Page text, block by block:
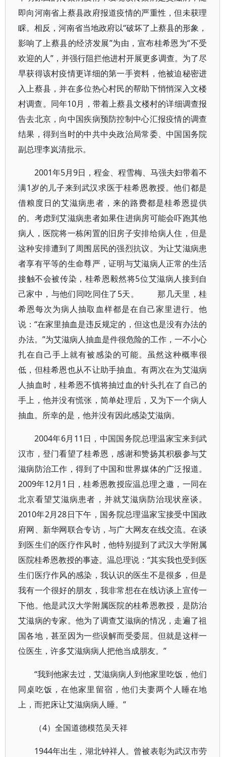
即向河南省上蔡县政府报道疫情的严重性，但未获理
睬。相反，河南省当地政府以“破坏了上蔡县的形象，
影响了上蔡县的经济发展”为由，宣布桂希恩为“不受
欢迎的人”，并强行阻拦他进村开展更多调查。为了尽
早获得该村疫情更详细的第一手资料，他被迫秘密进
入上蔡县，并在多位热心村民的帮助下悄悄深入文楼
村调查。同年10月，带着上蔡县文楼村的详细调查报
告去北京，向中国疾病预防控制中心汇报疫情的调查
结果，得到当时的中共中央政治局常委、中国国务院
副总理李岚清批示。
2001年5月9日，程金、程雪梅、马强夫妇带着不
满1岁的儿子来到武汉求医于桂希恩教授。他们都是
借粮度日的艾滋病患者，来的路费都是桂希恩提供
的。考虑到艾滋病患者如果住进病房可能会吓跑其他
病人，医院将一栋闲置的旧房子安排给病人住，但是
这种安排遭到了周围居民的强烈抗议。为让艾滋病患
者享有平等的生命尊严，证明与艾滋病人正常的生活
接触不会被传染，桂希恩毅然将5位艾滋病人接到自
己家中，与他们同吃同住了5天。 那几天里，桂
希恩每次为病人抽取血样都是在自己家里进行。他
说：“在家里抽血是违反规定的，但这也是没有办法的
办法。”为艾滋病人抽血是件很危险的工作，一不小心
扎在自己手上就有被感染的可能。虽然这种概率很
低，但桂希恩也从不让助手抽血。有两次在为艾滋病
人抽血时，桂希恩不慎将抽过血的针头扎在了自己的
手上，他并没有慌张，简单处理后，又为下一个病人
抽血。所幸的是，他并没有因此感染艾滋病。
2004年6月11日，中国国务院总理温家宝来到武
汉市，登门看望了桂希恩，感谢和赞扬其积极参与艾
滋病防治工作，得到了中国和世界媒体的广泛报道。
2009年12月1日，桂希恩教授应温总理之邀，一同在
北京看望艾滋病患者，并就艾滋病防治现状座谈。
2010年2月28日下午，国务院总理温家宝接受中国政
府网、新华网联合专访，与广大网友在线交流。在谈
到医生们的医疗作风时，他特别提到了武汉大学附属
医院桂希恩教授的事迹。温总理说：“其实我也受到医
生们医疗作风的感染，我认识的医生不是很多，但是
我有一个很好的朋友，我非常想在在线访谈上宣传一
下他。他是武汉大学附属医院的桂希恩教授，是防治
艾滋病的专家。他为了调查艾滋病的情况，走遍了祖
国各地，甚至因为一些误解而受委屈。但就是这样一
位医生，许多艾滋病病人把他当成朋友。”
“我到他家去过，艾滋病病人到他家里吃饭，他们
同桌吃饭，在他家里留宿，他们夫妻两个人睡在地
上，而把床让艾滋病病人睡。”
（4）全国道德模范吴天祥
1944年出生，湖北钟祥人。曾被表彰为武汉市劳